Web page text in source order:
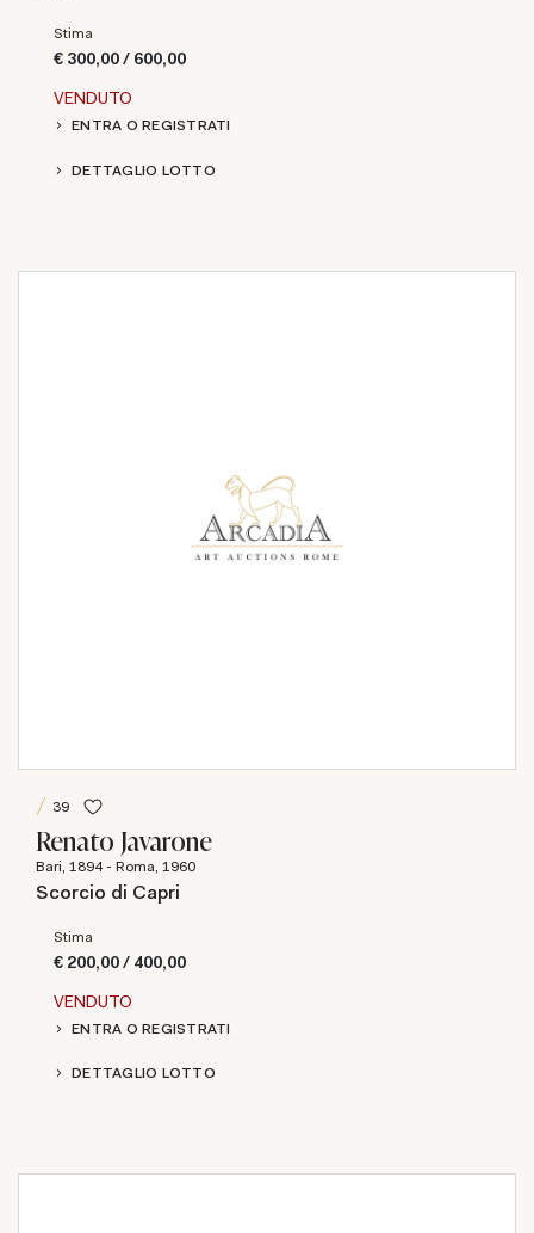
Stima
€ 300,00 / 600,00
VENDUTO
ENTRA O REGISTRATI
DETTAGLIO LOTTO
39
Renato Javarone
Bari, 1894 - Roma, 1960
Scorcio di Capri
Stima
€ 200,00 / 400,00
VENDUTO
ENTRA O REGISTRATI
DETTAGLIO LOTTO